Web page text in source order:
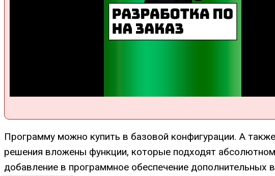
Программу можно купить в базовой конфигурации. А
решения вложены функции, которые подходят
добавление в программное обеспечение